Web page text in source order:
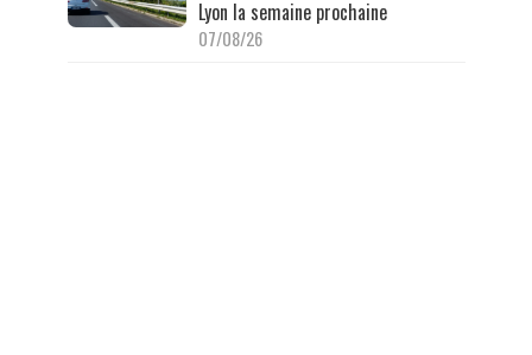
Lyon la semaine prochaine
07/08/26